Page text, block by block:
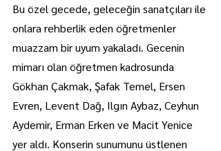
Bu özel gecede, geleceğin sanatçıları ile
onlara rehberlik eden öğretmenler
muazzam bir uyum yakaladı. Gecenin
mimarı olan öğretmen kadrosunda
Gökhan Çakmak, Şafak Temel, Ersen
Evren, Levent Dağ, Ilgın Aybaz, Ceyhun
Aydemir, Erman Erken ve Macit Yenice
yer aldı. Konserin sunumunu üstlenen